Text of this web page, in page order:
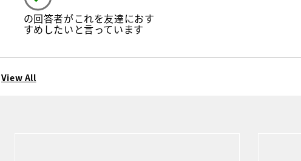
の回答者がこれを友達におす
すめしたいと言っています
View All